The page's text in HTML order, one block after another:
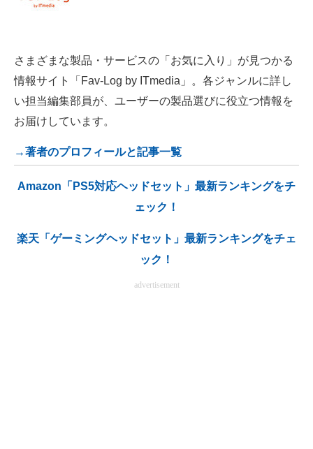
さまざまな製品・サービスの「お気に入り」が見つかる
情報サイト「Fav-Log by ITmedia」。各ジャンルに詳し
い担当編集部員が、ユーザーの製品選びに役立つ情報を
お届けしています。
→著者のプロフィールと記事一覧
Amazon「PS5対応ヘッドセット」最新ランキングをチ
ェック！
楽天「ゲーミングヘッドセット」最新ランキングをチェ
ック！
advertisement